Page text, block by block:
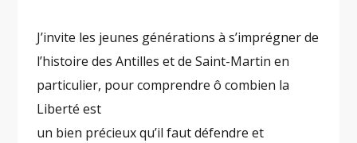
J’invite les jeunes générations à s’imprégner de
l’histoire des Antilles et de Saint-Martin en
particulier, pour comprendre ô combien la
Liberté est
un bien précieux qu’il faut défendre et